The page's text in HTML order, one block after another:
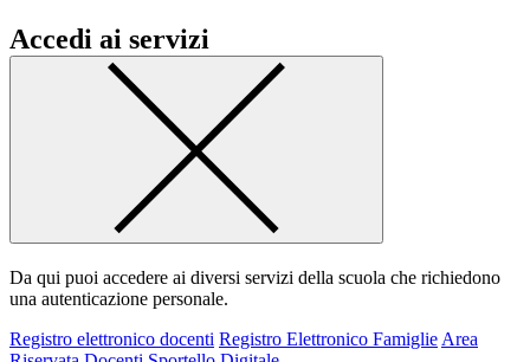
Accedi ai servizi
Da qui puoi accedere ai diversi servizi della scuola che richiedono
una autenticazione personale.
Registro elettronico docenti Registro Elettronico Famiglie Area